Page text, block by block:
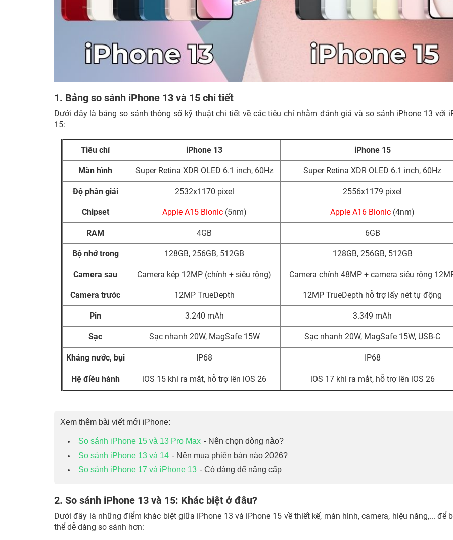
1. Bảng so sánh iPhone 13 và 15 chi tiết
Dưới đây là bảng so sánh thông số kỹ thuật chi tiết về các tiêu chí nhằm đánh giá và so sánh iPhone 13 với
15:
Tiêu chí iPhone 13 iPhone 15
Màn hình Super Retina XDR OLED 6.1 inch, 60Hz Super Retina XDR OLED 6.1 inch, 60Hz
Độ phân giải 2532x1170 pixel 2556x1179 pixel
Chipset Apple A15 Bionic(5nm) Apple A16 Bionic (4nm)
RAM 4GB 6GB
Bộ nhớ trong 128GB, 256GB, 512GB 128GB, 256GB, 512GB
Camera sau Camera kép 12MP (chính + siêu rộng) Camera chính 48MP + camera siêu rộng
Camera trước 12MP TrueDepth 12MP TrueDepth hỗ trợ lấy nét tự động
Pin 3.240 mAh 3.349 mAh
Sạc Sạc nhanh 20W, MagSafe 15W Sạc nhanh 20W, MagSafe 15W, USB-C
Kháng nước, bụi IP68 IP68
Hệ điều hành iOS 15 khi ra mắt, hỗ trợ lên iOS 26 iOS 17 khi ra mắt, hỗ trợ lên iOS 26
Xem thêm bài viết mới iPhone:
So sánh iPhone 15 và 13 Pro Max - Nên chọn dòng nào?
So sánh iPhone 13 và 14 - Nên mua phiên bản nào 2026?
So sánh iPhone 17 và iPhone 13 - Có đáng để nâng cấp
2. So sánh iPhone 13 và 15: Khác biệt ở đâu?
Dưới đây là những điểm khác biệt giữa iPhone 13 và iPhone 15 về thiết kế, màn hình, camera, hiệu năng,... để
thể dễ dàng so sánh hơn: